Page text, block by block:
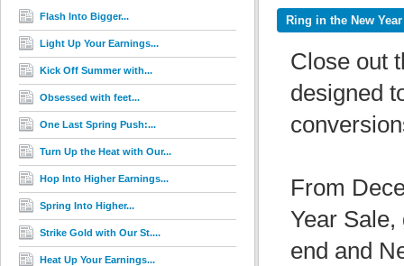
Flash Into Bigger...
Light Up Your Earnings...
Kick Off Summer with...
Obsessed with feet...
One Last Spring Push:...
Turn Up the Heat with Our...
Hop Into Higher Earnings...
Spring Into Higher...
Strike Gold with Our St....
Heat Up Your Earnings...
Ring in the New
Close out
designed
From
Year Sale,
end and